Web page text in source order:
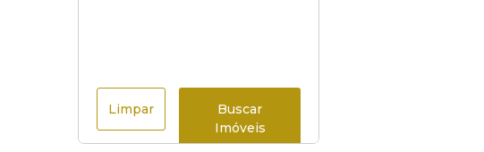
Limpar
Buscar
Imóveis